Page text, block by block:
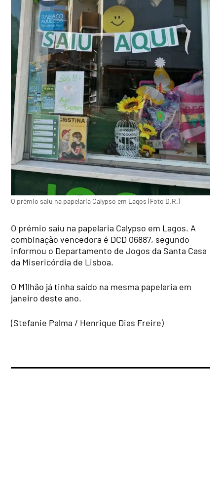
O prémio saiu na papelaria Calypso em Lagos (Foto D.R.)
O prémio saiu na papelaria Calypso em Lagos. A
combinação vencedora é DCD 06887, segundo
informou o Departamento de Jogos da Santa Casa
da Misericórdia de Lisboa.
O M1lhão já tinha saído na mesma papelaria em
janeiro deste ano.
(Stefanie Palma / Henrique Dias Freire)